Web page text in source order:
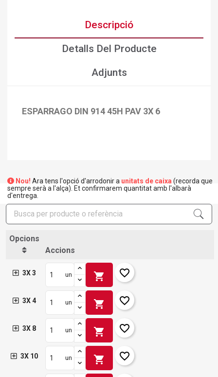
Descripció
Detalls Del Producte
Adjunts
ESPARRAGO DIN 914 45H PAV 3X 6
Nou! Ara tens l'opció d'arrodonir a unitats de caixa (recorda que
sempre serà a l'alça). Et confirmarem quantitat amb l'albarà
d'entrega.
Opcions
Accions
3X 3 un shopping_cart favorite_border
3X 4 un shopping_cart favorite_border
3X 8 un shopping_cart favorite_border
3X 10 un shopping_cart favorite_border